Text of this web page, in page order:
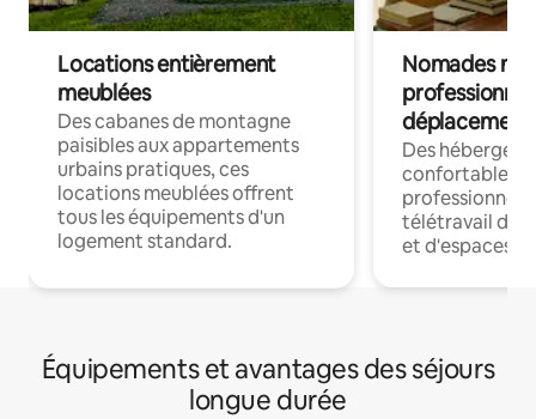
Locations entièrement
meublées
Des cabanes de montagne
paisibles aux appartements
urbains pratiques, ces
locations meublées offrent
tous les équipements d'un
logement standard.
Nomades
déplacement
Des
confortables
professionnels
télétravail
et d'espaces
Équipements et avantages des séjours
longue durée